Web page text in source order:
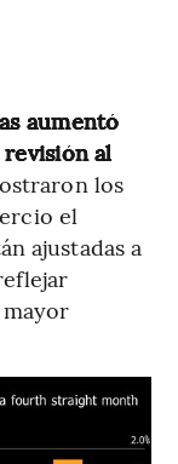
aumentó
al
los
el
ajustadas a